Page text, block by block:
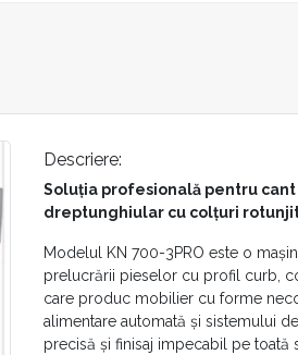
Descriere:
Soluția profesională pentru
dreptunghiular cu colțuri
Modelul KN 700-3PRO este o
prelucrării pieselor cu profil curb,
care produc mobilier cu forme
alimentare automată și sistemului
precisă și finisaj impecabil pe